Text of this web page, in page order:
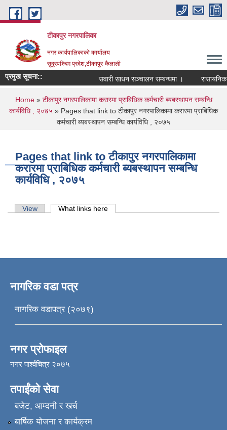
Skip to main content
टीकापुर नगरपालिका
नगर कार्यपालिकाको कार्यालय
सुदूरपश्चिम प्रदेश,टीकापुर-कैलाली
प्रमुख सूचना:: सवारी साधन सञ्चालन सम्बन्धमा । रासायनिक
You are here
Home» टीकापुर नगरपालिकामा करारमा प्राबिधिक कर्मचारी ब्यबस्थापन सम्बन्धि
कार्यविधि , २०७५ » Pages that link to टीकापुर नगरपालिकामा करारमा प्राबिधिक
कर्मचारी ब्यबस्थापन सम्बन्धि कार्यविधि , २०७५
Pages that link to टीकापुर नगरपालिकामा
करारमा प्राबिधिक कर्मचारी ब्यबस्थापन सम्बन्धि
कार्यविधि , २०७५
Primary tabs
View What links here
नागरिक वडा पत्र
नागरिक वडापत्र (२०७९)
नगर प्रोफाइल
नगर पार्श्वचित्र २०७५
तपाईंको सेवा
बजेट, आम्दनी र खर्च
बार्षिक योजना र कार्यक्रम